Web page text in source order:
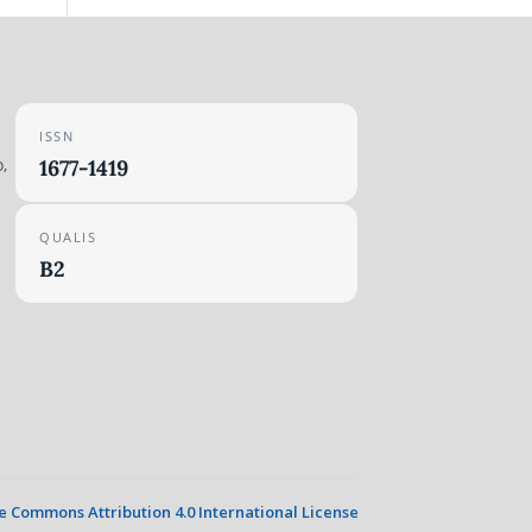
ISSN
1677-1419
QUALIS
B2
Commons Attribution 4.0 International License